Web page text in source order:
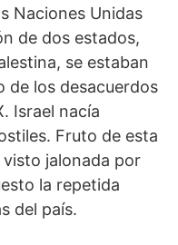
Naciones Unidas
de dos estados,
se estaban
de los desacuerdos
Israel nacía
Fruto de esta
jalonada por
la repetida
del país.